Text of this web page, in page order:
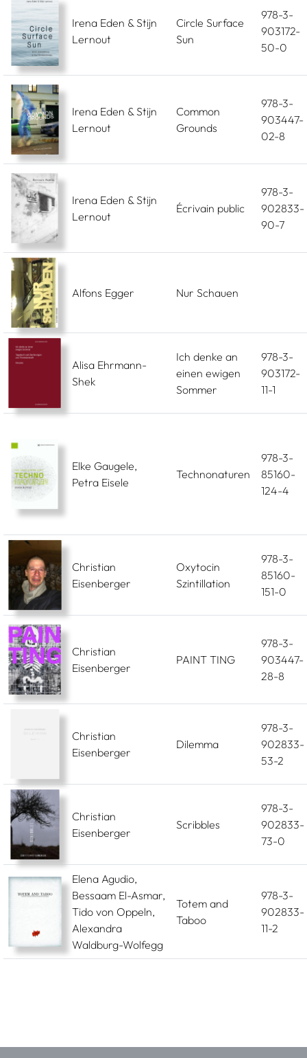
Irena Eden & Stijn
Lernout
Circle Surface
Sun
978-3-
903172-
50-0
Irena Eden & Stijn
Lernout
Common
Grounds
978-3-
903447-
02-8
Irena Eden & Stijn
Lernout
Écrivain public
978-3-
902833-
90-7
Alfons Egger Nur Schauen
Alisa Ehrmann-
Shek
Ich denke an
einen ewigen
Sommer
978-3-
903172-
11-1
Elke Gaugele,
Petra Eisele
Technonaturen
978-3-
85160-
124-4
Christian
Eisenberger
Oxytocin
Szintillation
978-3-
85160-
151-0
Christian
Eisenberger
PAINT TING
978-3-
903447-
28-8
Christian
Eisenberger
Dilemma
978-3-
902833-
53-2
Christian
Eisenberger
Scribbles
978-3-
902833-
73-0
Elena Agudio,
Bessaam El-Asmar,
Tido von Oppeln,
Alexandra
Waldburg-Wolfegg
Totem and
Taboo
978-3-
902833-
11-2